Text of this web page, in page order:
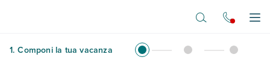
1. Componi la tua vacanza